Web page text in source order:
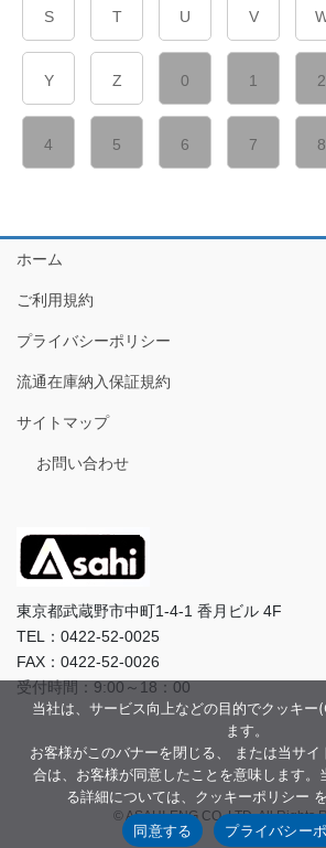
S T U V
Y Z 0 1 2
4 5 6 7 8
ホーム
ご利用規約
プライバシーポリシー
流通在庫納入保証規約
サイトマップ
お問い合わせ
東京都武蔵野市中町1-4-1 香月ビル 4F
TEL：0422-52-0025
FAX：0422-52-0026
受付時間：9:00～18：00
© ASAHI-ENG CO.,LTD. All Rights
当社は、サービス向上などの目的でクッキ
ます。
お客様がこのバナーを閉じる、 または当サ
合は、お客様が同意したことを意味します
る詳細については、クッキーポリシー
同意する
プライバシー